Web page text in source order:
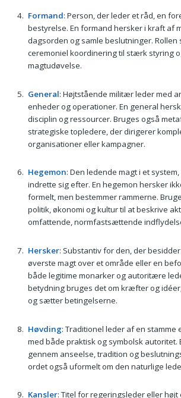
Formand: Person, der leder et råd, en
bestyrelse. En formand hersker i kraft af
dagsorden og samle beslutninger.
ceremoniel koordinering til stærk styring
magtudøvelse.
General: Højtstående militær leder med
enheder og operationer. En general
disciplin og ressourcer. Bruges også
strategiske topledere, der dirigerer
organisationer eller kampagner.
Hegemon: Den ledende magt i et
indrette sig efter. En hegemon hersker
formelt, men bestemmer rammerne.
politik, økonomi og kultur til at beskrive
omfattende, normfastsættende
Hersker: Substantiv for den, der
øverste magt over et område eller en
både legitime monarker og autoritære
betydning bruges det om kræfter og
og sætter betingelserne.
Høvding: Traditionel leder af en stamme
med både praktisk og symbolsk autoritet.
gennem anseelse, tradition og
ordet også uformelt om den naturlige
Kansler: Titel for regeringsleder eller